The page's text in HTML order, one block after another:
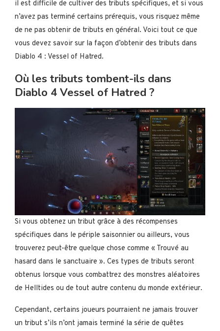
il est difficile de cultiver des tributs spécifiques, et si vous
n’avez pas terminé certains prérequis, vous risquez même
de ne pas obtenir de tributs en général. Voici tout ce que
vous devez savoir sur la façon d’obtenir des tributs dans
Diablo 4 : Vessel of Hatred.
Où les tributs tombent-ils dans
Diablo 4 Vessel of Hatred ?
Si vous obtenez un tribut grâce à des récompenses
spécifiques dans le périple saisonnier ou ailleurs, vous
trouverez peut-être quelque chose comme « Trouvé au
hasard dans le sanctuaire ». Ces types de tributs seront
obtenus lorsque vous combattrez des monstres aléatoires
de Helltides ou de tout autre contenu du monde extérieur.
Cependant, certains joueurs pourraient ne jamais trouver
un tribut s’ils n’ont jamais terminé la série de quêtes